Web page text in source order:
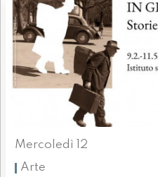
Mercoledì 12
Arte